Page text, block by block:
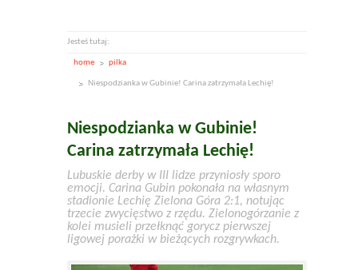
Jesteś tutaj:
home pilka
Niespodzianka w Gubinie! Carina zatrzymała Lechię!
Niespodzianka w Gubinie!
Carina zatrzymała Lechię!
Lubuskie derby w III lidze przyniosły sporo
emocji. Carina Gubin pokonała na własnym
stadionie Lechię Zielona Góra 2:1, notując
trzecie zwycięstwo z rzędu. Zielonogórzanie z
kolei musieli przełknąć gorycz pierwszej
ligowej porażki w bieżących rozgrywkach.